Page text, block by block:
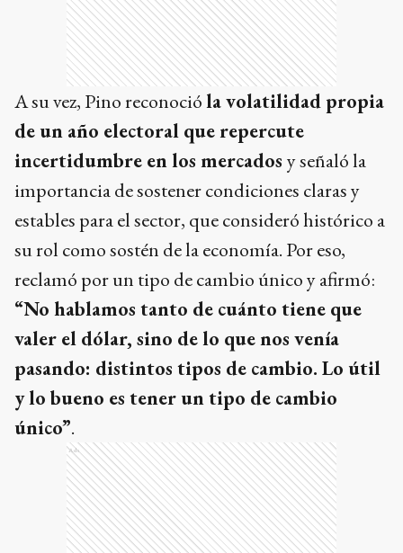
A su vez, Pino reconocióla volatilidad propia
de un año electoral que repercute
incertidumbre en los mercados y señaló la
importancia de sostener condiciones claras y
estables para el sector, que consideró histórico a
su rol como sostén de la economía. Por eso,
reclamó por un tipo de cambio único y afirmó:
“No hablamos tanto de cuánto tiene que
valer el dólar, sino de lo que nos venía
pasando: distintos tipos de cambio. Lo útil
y lo bueno es tener un tipo de cambio
único”.
Ads